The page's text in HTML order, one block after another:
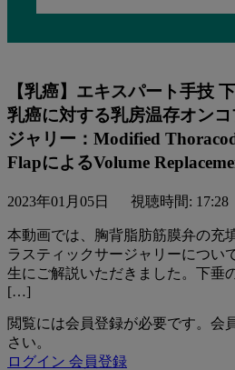
【乳癌】エキスパート手技
乳癌に対する乳房温存オン
ジャリー：Modified
FlapによるVolume
2023年01月05日 視聴時間: 17:28
本動画では、胸背脂肪筋膜弁の充
ラスティックサージャリーについ
⽣にご解説いただきました。下垂
[…]
閲覧には会員登録が必要です。会
さい。
ログイン 会員登録